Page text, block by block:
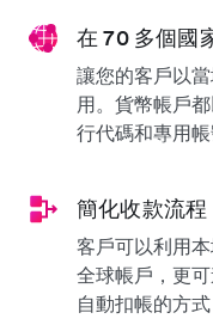
在 70 多個國
讓您的客戶以
用。貨幣帳戶
行代碼和專用帳
簡化收款流
客戶可以利用
全球帳戶，更
自動扣帳的方